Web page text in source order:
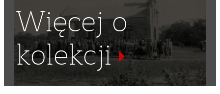
Więcej o
kolekcji